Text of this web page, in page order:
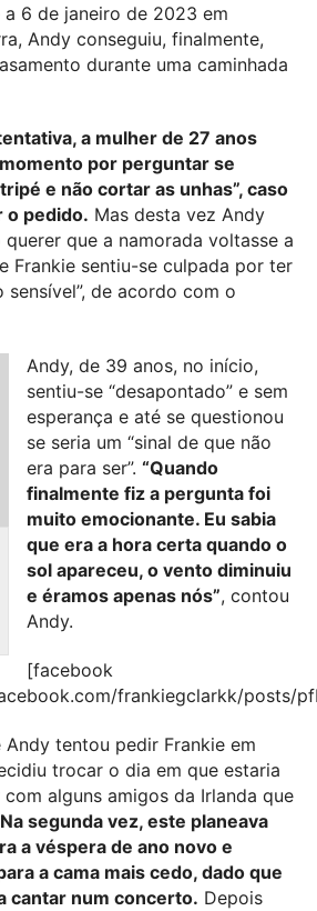
6 de janeiro de 2023 em
Andy conseguiu, finalmente,
durante uma caminhada
a mulher de 27 anos
por perguntar se
e não cortar as unhas”, caso
o pedido. Mas desta vez Andy
querer que a namorada voltasse a
Frankie sentiu-se culpada por ter
de acordo com o
Andy, de 39 anos, no início,
sentiu-se “desapontado” e sem
esperança e até se questionou
se seria um “sinal de que não
era para ser”. “Quando
finalmente fiz a pergunta foi
muito emocionante. Eu sabia
que era a hora certa quando o
sol apareceu, o vento diminuiu
e éramos apenas nós”, contou
Andy.
[facebook
frankiegclarkk/posts/
tentou pedir Frankie em
trocar o dia em que estaria
alguns amigos da Irlanda que
Na segunda vez, este planeava
a véspera de ano novo e
a cama mais cedo, dado que
cantar num concerto. Depois